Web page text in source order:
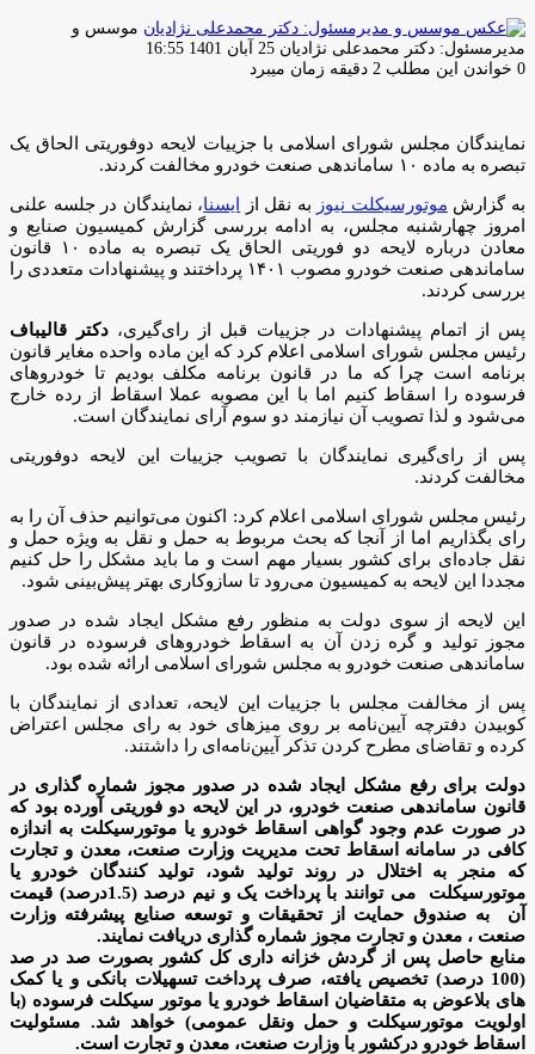
موسس و
مدیرمسئول: دکتر محمدعلی نژادیان ارسال
ایمیل
25 آبان 1401 16:55
0 خواندن این مطلب 2 دقیقه زمان میبرد
نمایندگان مجلس شورای اسلامی با جزییات لایحه دوفوریتی الحاق یک
تبصره به ماده ۱۰ ساماندهی صنعت خودرو مخالفت کردند.
به گزارش موتورسیکلت نیوز به نقل از ایسنا، نمایندگان در جلسه علنی
امروز چهارشنبه مجلس، به ادامه بررسی گزارش کمیسیون صنایع و
معادن درباره لایحه دو فوریتی الحاق یک تبصره به ماده ۱۰ قانون
ساماندهی صنعت خودرو مصوب ۱۴۰۱ پرداختند و پیشنهادات متعددی را
بررسی کردند.
پس از اتمام پیشنهادات در جزییات قبل از رای‌گیری،دکتر قالیباف
رئیس مجلس شورای اسلامی اعلام کرد که این ماده واحده مغایر قانون
برنامه است چرا که ما در قانون برنامه مکلف بودیم تا خودروهای
فرسوده را اسقاط کنیم اما با این مصوبه عملا اسقاط از رده خارج
می‌شود و لذا تصویب آن نیازمند دو سوم آرای نمایندگان است.
پس از رای‌گیری نمایندگان با تصویب جزییات این لایحه دوفوریتی
مخالفت کردند.
رئیس مجلس شورای اسلامی اعلام کرد: اکنون می‌توانیم حذف آن را به
رای بگذاریم اما از آنجا که بحث مربوط به حمل و نقل به ویژه حمل و
نقل جاده‌ای برای کشور بسیار مهم است و ما باید مشکل را حل کنیم
مجددا این لایحه به کمیسیون می‌رود تا سازوکاری بهتر پیش‌بینی شود.
این لایحه از سوی دولت به منظور رفع مشکل ایجاد شده در صدور
مجوز تولید و گره زدن آن به اسقاط خودروهای فرسوده در قانون
ساماندهی صنعت خودرو به مجلس شورای اسلامی ارائه شده بود.
پس از مخالفت مجلس با جزییات این لایحه، تعدادی از نمایندگان با
کوبیدن دفترچه آیین‌نامه بر روی میزهای خود به رای مجلس اعتراض
کرده و تقاضای مطرح کردن تذکر آیین‌نامه‌ای را داشتند.
دولت برای رفع مشکل ایجاد شده در صدور مجوز شماره گذاری در
قانون ساماندهی صنعت خودرو، در این لایحه دو فوریتی آورده بود که
در صورت عدم وجود گواهی اسقاط خودرو یا موتورسیکلت به اندازه
کافی در سامانه اسقاط تحت مدیریت وزارت صنعت، معدن و تجارت
که منجر به اختلال در روند تولید شود، تولید کنندگان خودرو یا
موتورسیکلت می توانند با پرداخت یک و نیم درصد (1.5درصد) قیمت
آن به صندوق حمایت از تحقیقات و توسعه صنایع پیشرفته وزارت
صنعت ، معدن و تجارت مجوز شماره گذاری دریافت نمایند.
منابع حاصل پس از گردش خزانه داری کل کشور بصورت صد در صد
(100 درصد) تخصیص یافته، صرف پرداخت تسهیلات بانکی و یا کمک
های بلاعوض به متقاضیان اسقاط خودرو یا موتور سیکلت فرسوده (با
اولویت موتورسیکلت و حمل ونقل عمومی) خواهد شد. مسئولیت
اسقاط خودرو درکشور با وزارت صنعت، معدن و تجارت است.